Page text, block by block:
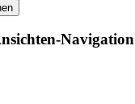
Navigation